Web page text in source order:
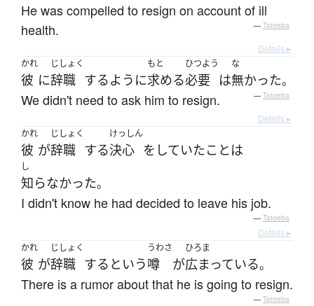
He was compelled to resign on account of ill
health.
— Tatoeba
Details ▸
かれ
彼 に
じしょく
辞職 するように
もと
求める
ひつよう
必要 は
な
無かった。
We didn't need to ask him to resign. — Tatoeba
Details ▸
かれ
彼 が
じしょく
辞職 する
けっしん
決心 を していたことは
し
知らなかった。
I didn't know he had decided to leave his job.
— Tatoeba
Details ▸
かれ
彼 が
じしょく
辞職 する という
うわさ
噂 が
ひろま
広まっている。
There is a rumor about that he is going to resign.
— Tatoeba